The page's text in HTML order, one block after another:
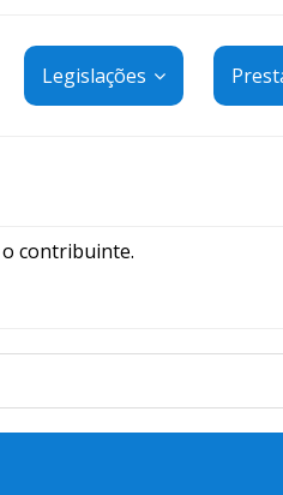
Legislações
contribuinte.